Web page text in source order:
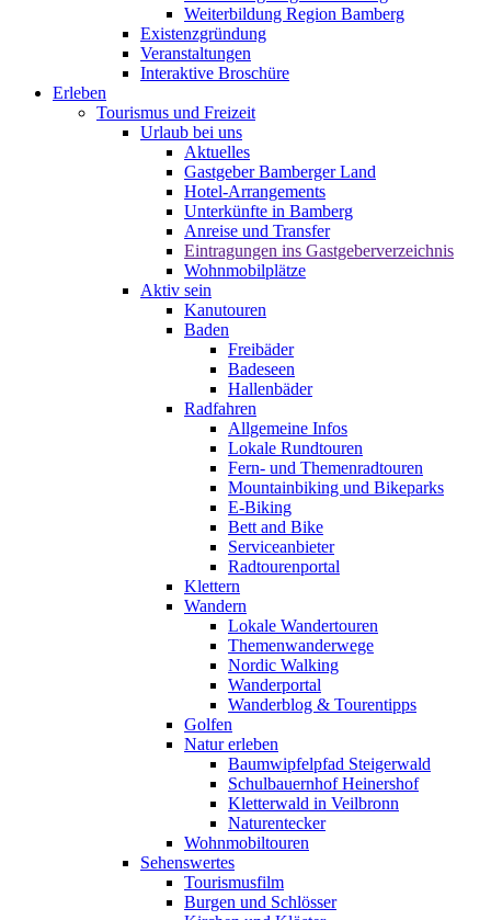
Weiterbildung Region Bamberg
Existenzgründung
Veranstaltungen
Interaktive Broschüre
Erleben
Tourismus und Freizeit
Urlaub bei uns
Aktuelles
Gastgeber Bamberger Land
Hotel-Arrangements
Unterkünfte in Bamberg
Anreise und Transfer
Eintragungen ins Gastgeberverzeichnis
Wohnmobilplätze
Aktiv sein
Kanutouren
Baden
Freibäder
Badeseen
Hallenbäder
Radfahren
Allgemeine Infos
Lokale Rundtouren
Fern- und Themenradtouren
Mountainbiking und Bikeparks
E-Biking
Bett and Bike
Serviceanbieter
Radtourenportal
Klettern
Wandern
Lokale Wandertouren
Themenwanderwege
Nordic Walking
Wanderportal
Wanderblog & Tourentipps
Golfen
Natur erleben
Baumwipfelpfad Steigerwald
Schulbauernhof Heinershof
Kletterwald in Veilbronn
Naturentecker
Wohnmobiltouren
Sehenswertes
Tourismusfilm
Burgen und Schlösser